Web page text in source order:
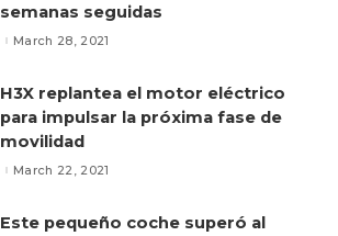
semanas seguidas
March 28, 2021
H3X replantea el motor eléctrico
para impulsar la próxima fase de
movilidad
March 22, 2021
Este pequeño coche superó al